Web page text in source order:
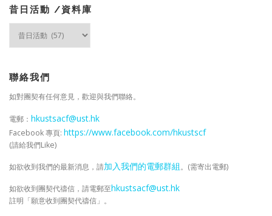
g
a
t
o
n
昔日活動 /資料庫
/
料
庫
聯絡我們
如對團契有任何意見，歡迎與我們聯絡。
電郵： hkustsacf@ust.hk
Facebook 專頁: https://www.facebook.com/hkustscf
(請給我們Like)
如欲收到我們的最新消息，請加入我們的電郵群組。(需寄出電郵)
如欲收到團契代禱信，請電郵至hkustsacf@ust.hk
註明「願意收到團契代禱信」。